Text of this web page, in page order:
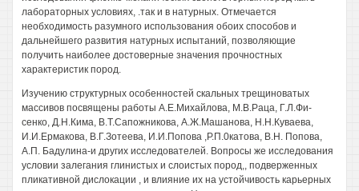
лабораторных условиях, .так и в натурных. Отмечается
необходимость разумного использования обоих способов и
дальнейшего развития натурных испытаний, позволяющие
получить наиболее достоверные значения прочностных
характеристик пород.
Изучению структурных особенностей скальных трещиноватых
массивов посвящены работы А.Е.Михайлова, М.В.Раца, Г.Л.Фи-
сенко, Д.Н.Кима, В.Т.Сапожникова, А.Ж.Машанова, Н.Н.Куваева,
И.И.Ермакова, В.Г.Зотеева, И.И.Попова ,Р.П.0катова, В.Н. Попова,
А.П. Бадулина-и других исследователей. Вопросы же исследования
условии залегания глинистых и слоистых пород,, подверженных
пликативной дислокации , и влияние их на устойчивость карьерных